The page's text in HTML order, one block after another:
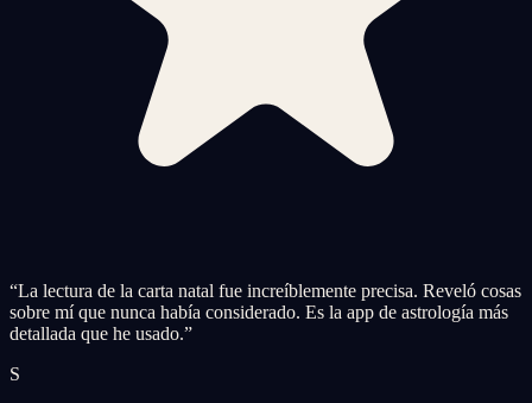
“La lectura de la carta natal fue increíblemente precisa. Reveló cosas
sobre mí que nunca había considerado. Es la app de astrología más
detallada que he usado.”
S